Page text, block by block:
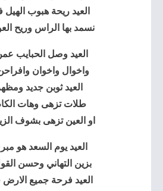
العيد ريحة هبوب الهيل
نسمد بها الراس وريح
العيد وصل الحبايب
واخوال واخوان وافراحن
العيد ثوبن جديد
طلات تزهى وهات
او العين تزهى بشوف
العيد يوم السعد هو
بزين التهاني وحسن
العيد فرحة جميع الارض